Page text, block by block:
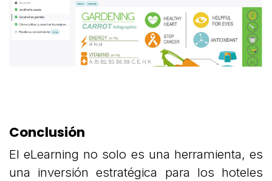
Conclusión
El eLearning no solo es una herramienta, es
una inversión estratégica para los hoteles